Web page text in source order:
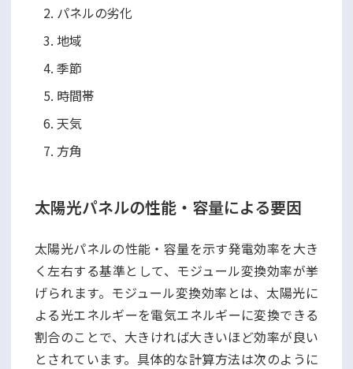
パネルの劣化
地域
季節
時間帯
天気
方角
太陽光パネルの性能・容量による要因
太陽光パネルの性能・容量を示す発電効率を大き
く左右する基準として、モジュール変換効率が挙
げられます。モジュール変換効率とは、太陽光に
よる光エネルギーを電気エネルギーに変換できる
割合のことで、大きければ大きいほど効率が良い
とされています。具体的な計算方法は次のように